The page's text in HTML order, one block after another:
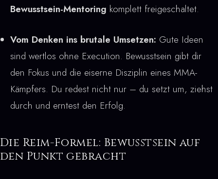
Bewusstsein-Mentoring komplett freigeschaltet.
Vom Denken ins brutale Umsetzen: Gute Ideen
sind wertlos ohne Execution. Bewusstsein gibt dir
den Fokus und die eiserne Disziplin eines MMA-
Kämpfers. Du redest nicht nur – du setzt um, ziehst
durch und erntest den Erfolg.
Die Reim-Formel: Bewusstsein auf
den Punkt gebracht